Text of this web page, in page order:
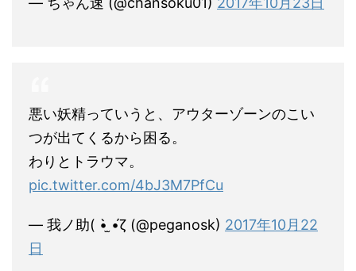
悪い妖精っていうと、アウターゾーンのこい
つが出てくるから困る。
わりとトラウマ。
pic.twitter.com/4bJ3M7PfCu
— 我ノ助( •̀ ̫•́ζ (@peganosk) 2017年10月22
日